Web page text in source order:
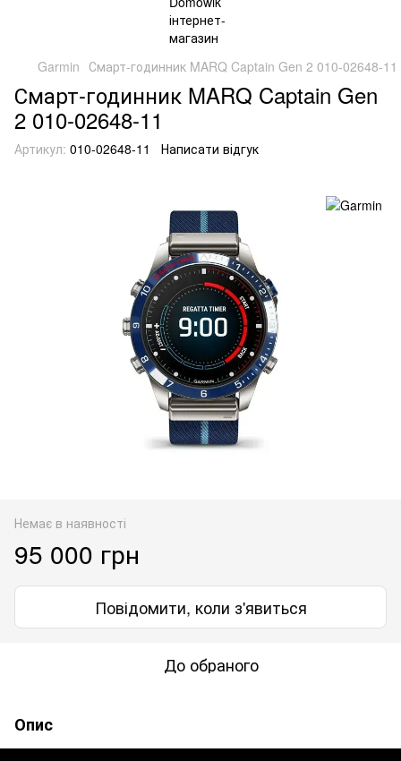
Garmin Смарт-годинник MARQ Captain Gen 2 010-02648-11
Смарт-годинник MARQ Captain Gen
2 010-02648-11
Артикул: 010-02648-11 Написати відгук
Немає в наявності
95 000 грн
Повідомити, коли з'явиться
До обраного
Опис